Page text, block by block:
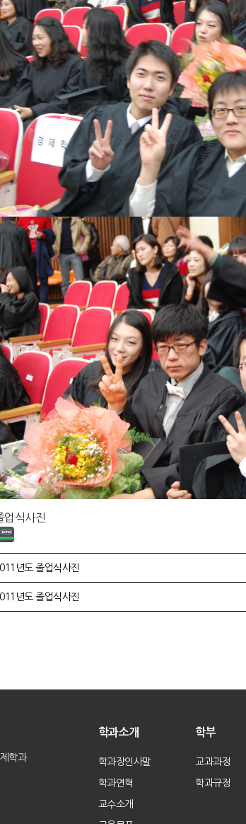
식사진
년도 졸업식사진
년도 졸업식사진
학과
학과소개
학과장인사말
학과연혁
교수소개
학부
교과과정
학과규정